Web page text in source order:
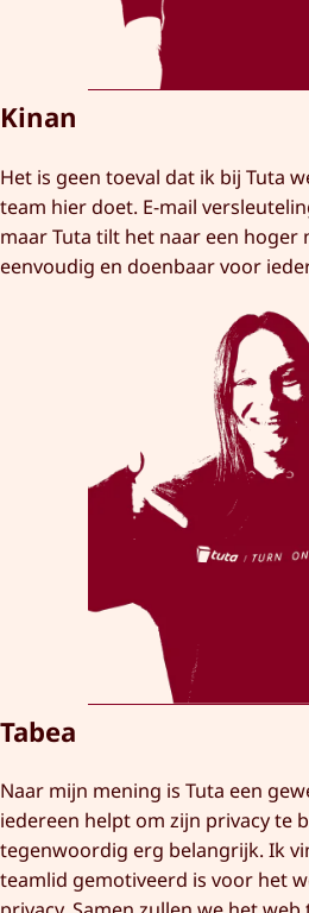
Kinan
Het is geen toeval dat ik bij Tuta
team hier doet. E-mail
maar Tuta tilt het naar een hoger
eenvoudig en doenbaar voor
Tabea
Naar mijn mening is Tuta een
iedereen helpt om zijn privacy te
tegenwoordig erg belangrijk. Ik
teamlid gemotiveerd is voor het